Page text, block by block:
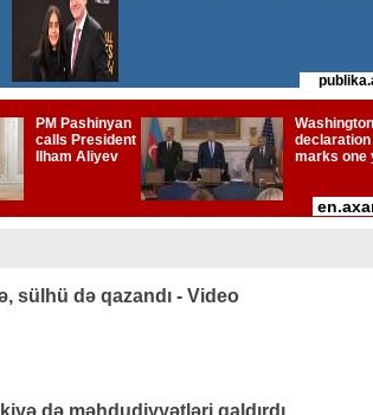
sülhü də qazandı - Video
də məhdudiyyətləri qaldırdı